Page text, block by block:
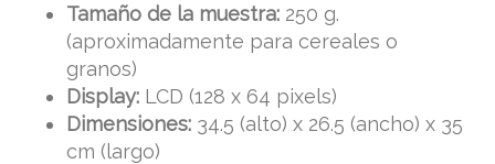
Tamaño de la muestra: 250 g.
(aproximadamente para cereales o
granos)
Display: LCD (128 x 64 pixels)
Dimensiones: 34.5 (alto) x 26.5 (ancho) x 35
cm (largo)